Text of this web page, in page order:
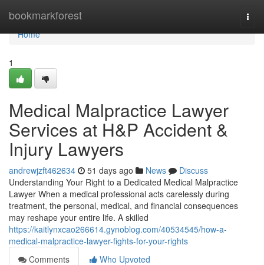
bookmarkforest
Home
Home
1
Medical Malpractice Lawyer
Services at H&P Accident &
Injury Lawyers
andrewjzft462634 51 days ago News
Discuss
Understanding Your Right to a Dedicated Medical Malpractice
Lawyer When a medical professional acts carelessly during
treatment, the personal, medical, and financial consequences
may reshape your entire life. A skilled
https://kaitlynxcao266614.gynoblog.com/40534545/how-a-
medical-malpractice-lawyer-fights-for-your-rights
Comments
Who Upvoted